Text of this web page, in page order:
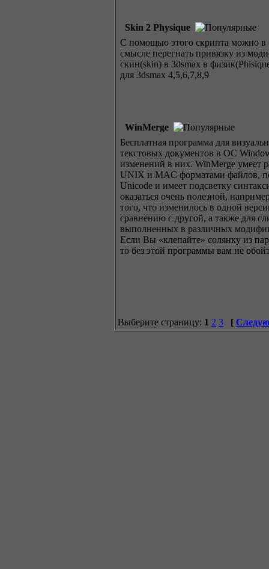
Skin 2 Physique
С помощью этого скрипта можно в
смысле перегнать привязку из
скин(skin) в 3dsmax в
для 3dsmax 4,5,6,7,8,9
WinMerge
Бесплатная программа для
текстовых документов в ОС
изменений в них. WinMerge умеет
UNIX и MAC форматами файлов,
Unicode и имеет подсветку
оказаться очень полезной,
того, что изменилось в одной
сравнению с другой, а также для
выполненных в различных
Если Вы «клепайте» солянку из
то без этой программы вам не
Выберите страницу: 1 2 3 [